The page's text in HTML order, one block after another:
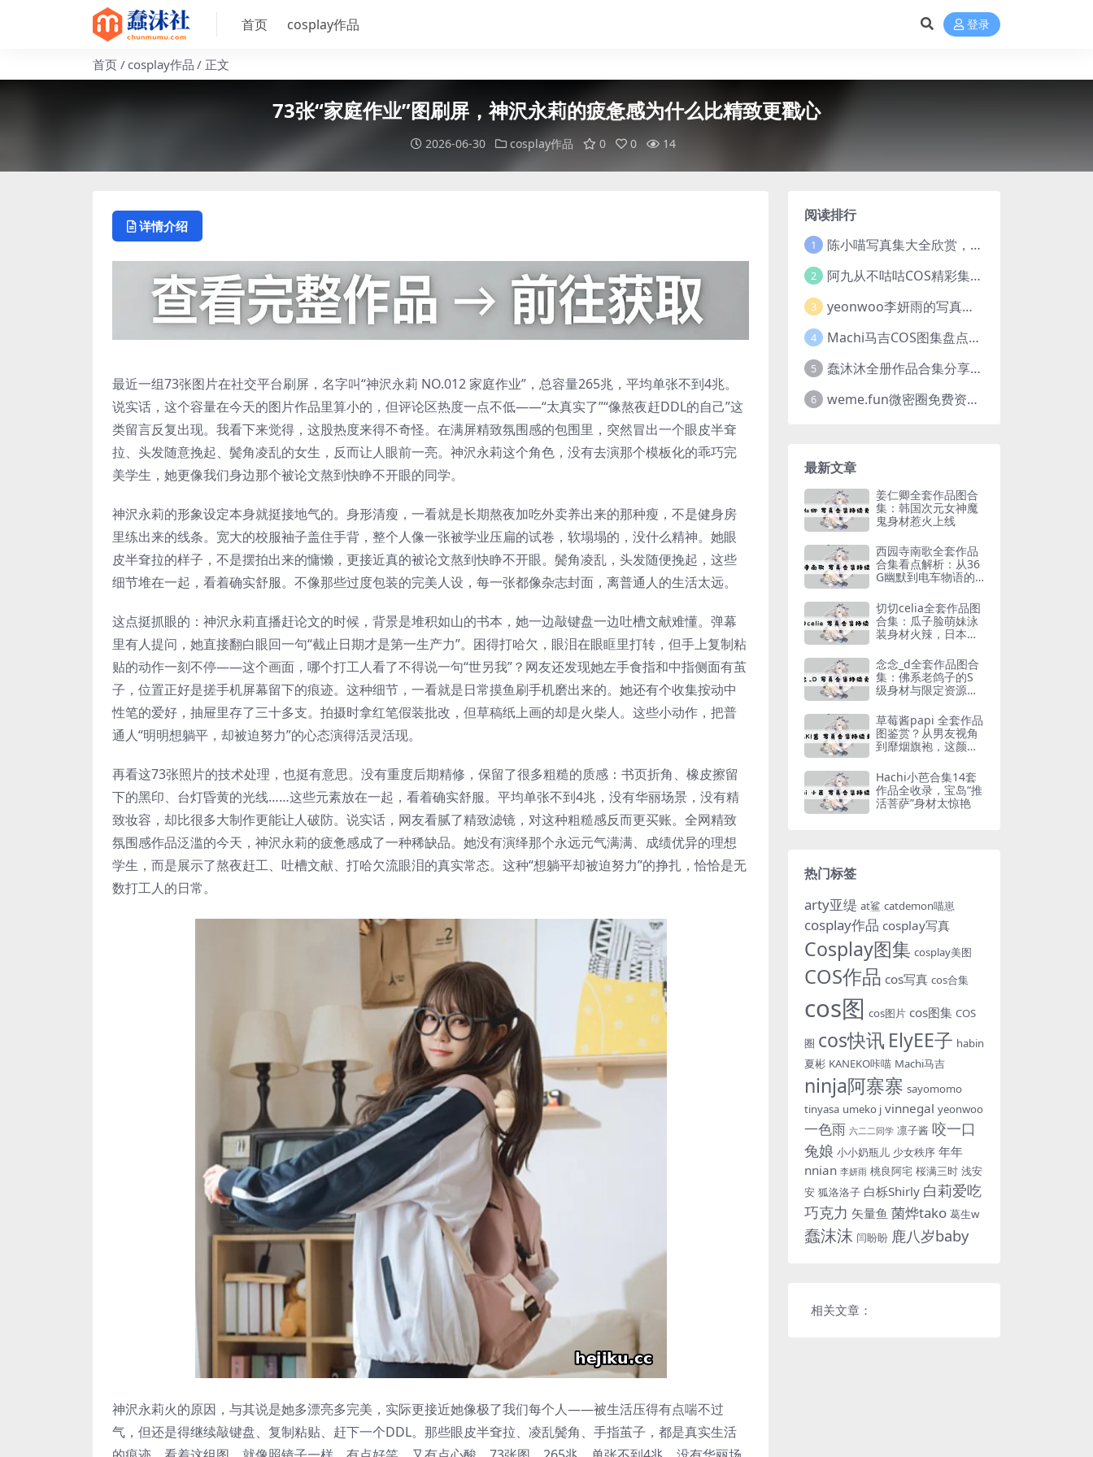
首页 cosplay作品 登录
首页 cosplay作品 正文
73张“家庭作业”图刷屏，神沢永莉的疲惫感为什么比精致更戳心
2026-06-30 cosplay作品 0 0 14
详情介绍
最近一组73张图片在社交平台刷屏，名字叫“神沢永莉 NO.012 家庭作业”，总容量265兆，平均单张不到4兆。
说实话，这个容量在今天的图片作品里算小的，但评论区热度一点不低——“太真实了”“像熬夜赶DDL的自己”这
类留言反复出现。我看下来觉得，这股热度来得不奇怪。在满屏精致氛围感的包围里，突然冒出一个眼皮半耷
拉、头发随意挽起、鬓角凌乱的女生，反而让人眼前一亮。神沢永莉这个角色，没有去演那个模板化的乖巧完
美学生，她更像我们身边那个被论文熬到快睁不开眼的同学。
神沢永莉的形象设定本身就挺接地气的。身形清瘦，一看就是长期熬夜加吃外卖养出来的那种瘦，不是健身房
里练出来的线条。宽大的校服袖子盖住手背，整个人像一张被学业压扁的试卷，软塌塌的，没什么精神。她眼
皮半耷拉的样子，不是摆拍出来的慵懒，更接近真的被论文熬到快睁不开眼。鬓角凌乱，头发随便挽起，这些
细节堆在一起，看着确实舒服。不像那些过度包装的完美人设，每一张都像杂志封面，离普通人的生活太远。
这点挺抓眼的：神沢永莉直播赶论文的时候，背景是堆积如山的书本，她一边敲键盘一边吐槽文献难懂。弹幕
里有人提问，她直接翻白眼回一句“截止日期才是第一生产力”。困得打哈欠，眼泪在眼眶里打转，但手上复制粘
贴的动作一刻不停——这个画面，哪个打工人看了不得说一句“世另我”？网友还发现她左手食指和中指侧面有茧
子，位置正好是搓手机屏幕留下的痕迹。这种细节，一看就是日常摸鱼刷手机磨出来的。她还有个收集按动中
性笔的爱好，抽屉里存了三十多支。拍摄时拿红笔假装批改，但草稿纸上画的却是火柴人。这些小动作，把普
通人“明明想躺平，却被迫努力”的心态演得活灵活现。
再看这73张照片的技术处理，也挺有意思。没有重度后期精修，保留了很多粗糙的质感：书页折角、橡皮擦留
下的黑印、台灯昏黄的光线……这些元素放在一起，看着确实舒服。平均单张不到4兆，没有华丽场景，没有精
致妆容，却比很多大制作更能让人破防。说实话，网友看腻了精致滤镜，对这种粗糙感反而更买账。全网精致
氛围感作品泛滥的今天，神沢永莉的疲惫感成了一种稀缺品。她没有演绎那个永远元气满满、成绩优异的理想
学生，而是展示了熬夜赶工、吐槽文献、打哈欠流眼泪的真实常态。这种“想躺平却被迫努力”的挣扎，恰恰是无
数打工人的日常。
神沢永莉火的原因，与其说是她多漂亮多完美，实际更接近她像极了我们每个人——被生活压得有点喘不过
气，但还是得继续敲键盘、复制粘贴、赶下一个DDL。那些眼皮半耷拉、凌乱鬓角、手指茧子，都是真实生活
阅读排行
1 陈小喵写真集大全欣赏，从早期青涩到沸腾的体温作品全记录
2 阿九从不咕咕COS精彩集锦，金主定制与九言视频分享
3 yeonwoo李妍雨的写真作品和素材整理，韩国yeonwoo牛奶胶卷完整版欣赏
4 Machi马吉COS图集盘点，知更鸟与阿格莱雅高清图包欣赏
5 蠢沐沐全册作品合集分享，她的无创可贴作品才是网友们的超爱
6 weme.fun微密圈免费资源实测，肖雅婷cos图集完整浏览体验
最新文章
姜仁卿全套作品图合
集：韩国次元女神魔
鬼身材惹火上线
西园寺南歌全套作品
合集看点解析：从36
G幽默到电车物语的
切切celia全套作品图
合集：瓜子脸萌妹泳
装身材火辣，日本工
念念_d全套作品图合
集：佛系老鸽子的S
级身材与限定资源一
草莓酱papi 全套作品
图鉴赏？从男友视角
到靡烟旗袍，这颜值
Hachi小芭合集14套
作品全收录，宝岛“推
活菩萨”身材太惊艳
热门标签
arty亚缇 at鲨 catdemon喵崽
cosplay作品 cosplay写真
Cosplay图集 cosplay美图
COS作品 cos写真 cos合集
cos图 cos图片 cos图集 COS
圈 cos快讯 ElyEE子 habin
夏彬 KANEKO咔喵 Machi马吉
ninja阿寨寨 sayomomo
tinyasa umeko j vinnegal yeonwoo
一色雨 六二二同学 凛子酱 咬一口
兔娘 小小奶瓶儿 少女秩序 年年
nnian 李妍雨 桃良阿宅 桜满三时 浅安
安 狐洛洛子 白栎Shirly 白莉爱吃
巧克力 矢量鱼 菌烨tako 葛生w
蠢沫沫 闫盼盼 鹿八岁baby
相关文章：